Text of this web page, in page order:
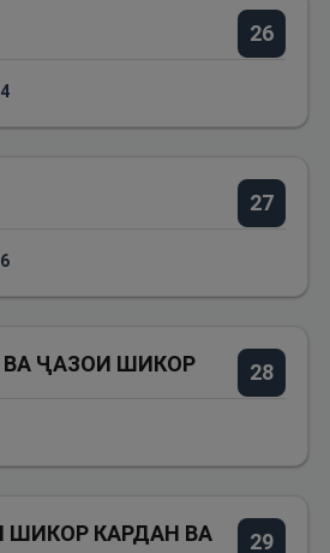
26
27
28
ВА ҶАЗОИ ШИКОР
29
ШИКОР КАРДАН ВА